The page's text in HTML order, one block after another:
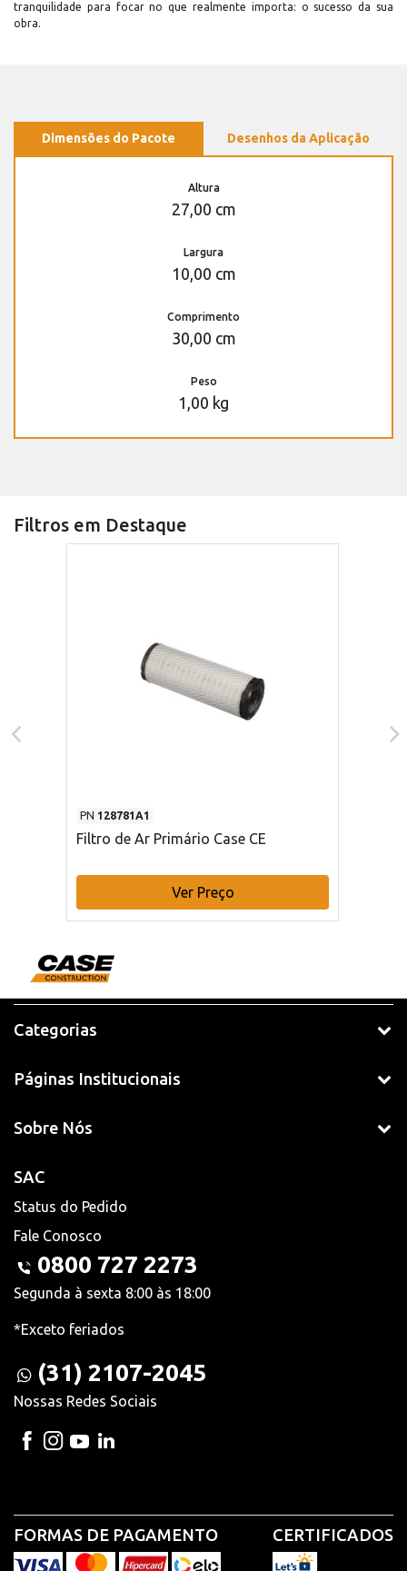
tranquilidade para focar no que realmente importa: o sucesso da sua
obra.
Dimensões do Pacote Desenhos da Aplicação
Altura
27,00 cm
Largura
10,00 cm
Comprimento
30,00 cm
Peso
1,00 kg
Filtros em Destaque
PN 128781A1
Filtro de Ar Primário Case CE
Ver Preço
Categorias
Páginas Institucionais
Sobre Nós
SAC
Status do Pedido
Fale Conosco
0800 727 2273
Segunda à sexta 8:00 às 18:00
*Exceto feriados
(31) 2107-2045
Nossas Redes Sociais
FORMAS DE PAGAMENTO CERTIFICADOS